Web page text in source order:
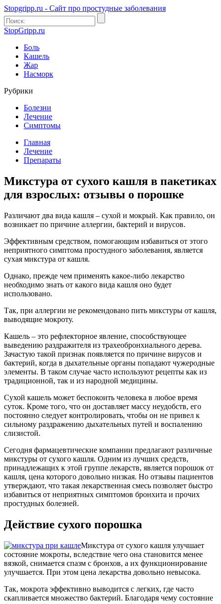
Stopgripp.ru - Cайт про простудные заболевания
StopGripp.ru
Боль
Кашель
Жар
Насморк
Рубрики
Болезни
Лечение
Симптомы
Главная
Лечение
Препараты
Микстура от сухого кашля в пакетиках
для взрослых: отзывы о порошке
Различают два вида кашля – сухой и мокрый. Как правило, он
возникает по причине аллергии, бактерий и вирусов.
Эффективным средством, помогающим избавиться от этого
неприятного симптома простудного заболевания, является
сухая микстура от кашля.
Однако, прежде чем применять какое-либо лекарство
необходимо знать от какого вида кашля оно будет
использовано.
Так, при аллергии не рекомендовано пить микстуры от кашля,
выводящие мокроту.
Кашель – это рефлекторное явление, способствующее
выведению раздражителя из трахеобронхиального дерева.
Зачастую такой признак появляется по причине вирусов и
бактерий, когда в дыхательные органы попадают чужеродные
элементы. В таком случае часто используют рецепты как из
традиционной, так и из народной медицины.
Сухой кашель может беспокоить человека в любое время
суток. Кроме того, что он доставляет массу неудобств, его
постоянно следует контролировать, чтобы он не привел к
сильному раздражению дыхательных путей и воспалению
слизистой.
Сегодня фармацевтические компании предлагают различные
микстуры от сухого кашля. Одним из лучших средств,
принадлежащих к этой группе лекарств, является порошок от
кашля, цена которого довольно низкая. Но отзывы пациентов
утверждают, что такая лекарственная смесь позволяет быстро
избавиться от неприятных симптомов бронхита и прочих
простудных болезней.
Действие сухого порошка
Микстура от сухого кашля улучшает
состояние мокроты, вследствие чего она становится менее
вязкой, снимается спазм с бронхов, а их функционирование
улучшается. При этом цена лекарства довольно невысока.
Так, мокрота эффективно выводится с легких, где часто
скапливается множество бактерий. Благодаря чему состояние